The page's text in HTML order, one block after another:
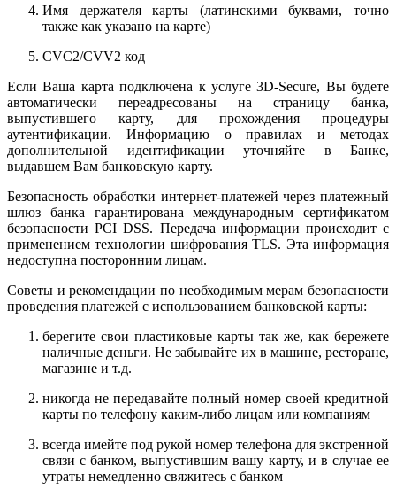
Имя держателя карты (латинскими буквами, точно
также как указано на карте)
CVC2/CVV2 код
Если Ваша карта подключена к услуге 3D-Secure, Вы будете
автоматически переадресованы на страницу банка,
выпустившего карту, для прохождения процедуры
аутентификации. Информацию о правилах и методах
дополнительной идентификации уточняйте в Банке,
выдавшем Вам банковскую карту.
Безопасность обработки интернет-платежей через платежный
шлюз банка гарантирована международным сертификатом
безопасности PCI DSS. Передача информации происходит с
применением технологии шифрования TLS. Эта информация
недоступна посторонним лицам.
Советы и рекомендации по необходимым мерам безопасности
проведения платежей с использованием банковской карты:
берегите свои пластиковые карты так же, как бережете
наличные деньги. Не забывайте их в машине, ресторане,
магазине и т.д.
никогда не передавайте полный номер своей кредитной
карты по телефону каким-либо лицам или компаниям
всегда имейте под рукой номер телефона для экстренной
связи с банком, выпустившим вашу карту, и в случае ее
утраты немедленно свяжитесь с банком